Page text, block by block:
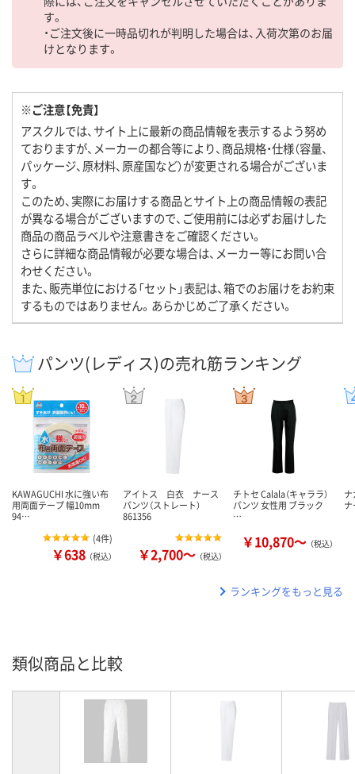
す。
・ご注文後に一時品切れが判明した場合は、入荷次第のお届
けとなります。
※ご注意【免責】
アスクルでは、サイト上に最新の商品情報を表示するよう努め
ておりますが、メーカーの都合等により、商品規格・仕様（容量、
パッケージ、原材料、原産国など）が変更される場合がございま
す。
このため、実際にお届けする商品とサイト上の商品情報の表記
が異なる場合がございますので、ご使用前には必ずお届けした
商品の商品ラベルや注意書きをご確認ください。
さらに詳細な商品情報が必要な場合は、メーカー等にお問い合
わせください。
また、販売単位における「セット」表記は、箱でのお届けをお約束
するものではありません。あらかじめご了承ください。
パンツ(レディス)の売れ筋ランキング
KAWAGUCHI 水に強い布
用両面テープ 幅10mm
94…
(4件)
￥638 （税込）
アイトス 白衣 ナース
パンツ（ストレート）
861356
￥2,700～ （税込）
チトセ Calala（キャララ）
パンツ 女性用 ブラック
…
￥10,870～ （税込）
ランキングをもっと見る
類似商品と比較